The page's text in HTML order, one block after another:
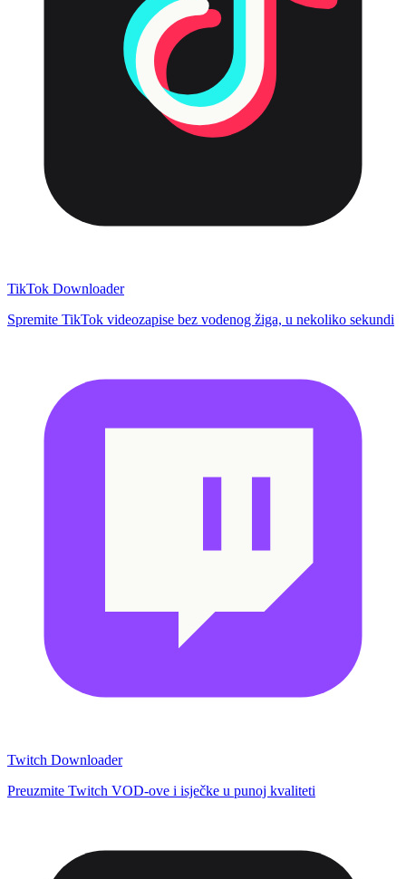
TikTok Downloader
Spremite TikTok videozapise bez vodenog žiga, u nekoliko sekundi
Twitch Downloader
Preuzmite Twitch VOD-ove i isječke u punoj kvaliteti